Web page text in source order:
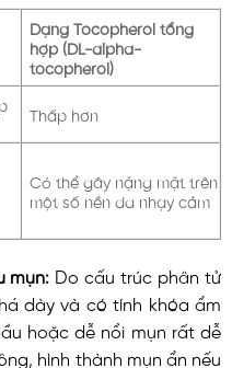
Dạng Tocopherol tổng
hợp (DL-alpha-
tocopherol)
Thấp hơn
Có thể gây nặng mặt trên
một số nền da nhạy cảm
mụn: Do cấu trúc phân tử
dày và có tính khóa ẩm
hoặc dễ nổi mụn rất dễ
hình thành mụn ẩn nếu